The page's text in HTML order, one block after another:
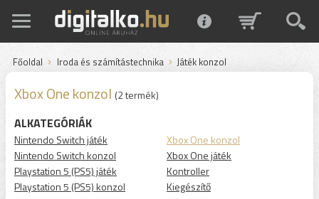
Főoldal Iroda és számítástechnika Játék konzol
Xbox One konzol (2 termék)
ALKATEGÓRIÁK
Nintendo Switch játék
Nintendo Switch konzol
Playstation 5 (PS5) játék
Playstation 5 (PS5) konzol
Xbox One konzol
Xbox One játék
Kontroller
Kiegészítő